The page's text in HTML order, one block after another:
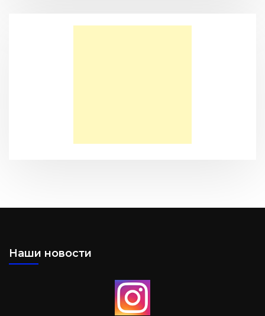
Большая потеря или большое приобретение?
Наши новости